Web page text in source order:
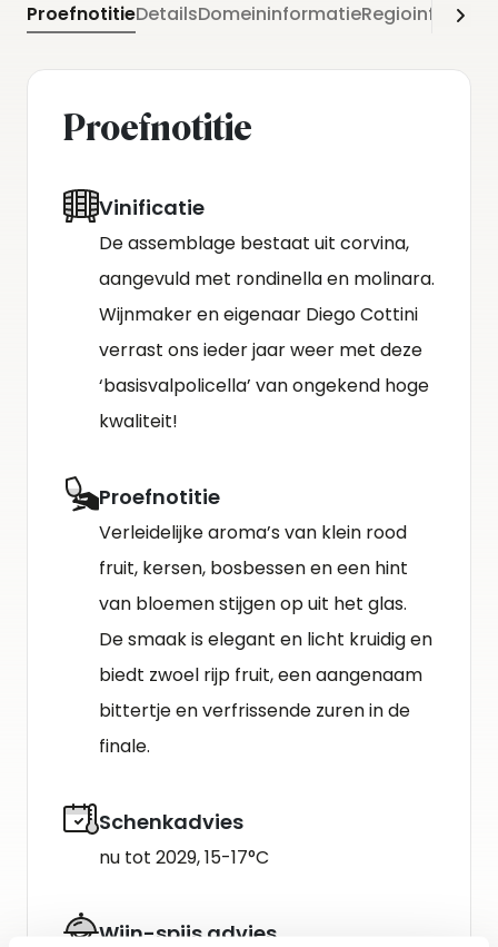
ProefnotitieDetailsDomeininformatie
Proefnotitie
Vinificatie
De assemblage bestaat uit corvina,
aangevuld met rondinella en molinara.
Wijnmaker en eigenaar Diego Cottini
verrast ons ieder jaar weer met deze
‘basisvalpolicella’ van ongekend hoge
kwaliteit!
Proefnotitie
Verleidelijke aroma’s van klein rood
fruit, kersen, bosbessen en een hint
van bloemen stijgen op uit het glas.
De smaak is elegant en licht kruidig en
biedt zwoel rijp fruit, een aangenaam
bittertje en verfrissende zuren in de
finale.
Schenkadvies
nu tot 2029, 15-17°C
Wijn-spijs advies